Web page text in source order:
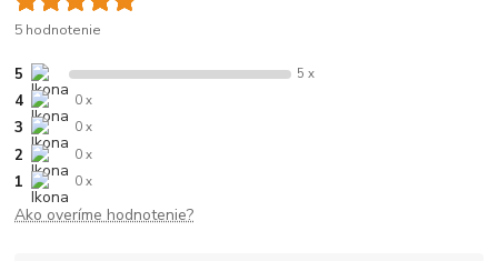
5 hodnotenie
5 5 x
4 0 x
3 0 x
2 0 x
1 0 x
Ako overíme hodnotenie?